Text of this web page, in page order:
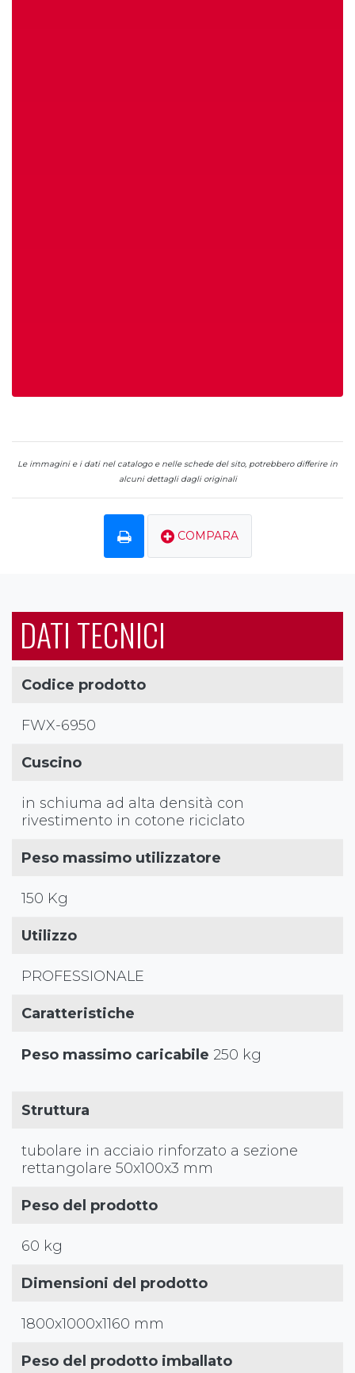
Le immagini e i dati nel catalogo e nelle schede del sito, potrebbero differire in
alcuni dettagli dagli originali
COMPARA
DATI TECNICI
Codice prodotto
FWX-6950
Cuscino
in schiuma ad alta densità con
rivestimento in cotone riciclato
Peso massimo utilizzatore
150 Kg
Utilizzo
PROFESSIONALE
Caratteristiche
Peso massimo caricabile 250 kg
Struttura
tubolare in acciaio rinforzato a sezione
rettangolare 50x100x3 mm
Peso del prodotto
60 kg
Dimensioni del prodotto
1800x1000x1160 mm
Peso del prodotto imballato